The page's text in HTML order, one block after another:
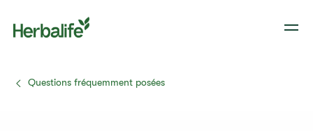
Questions fréquemment posées